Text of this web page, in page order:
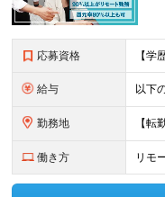
応募資格
給与
勤務地
働き方 リモ